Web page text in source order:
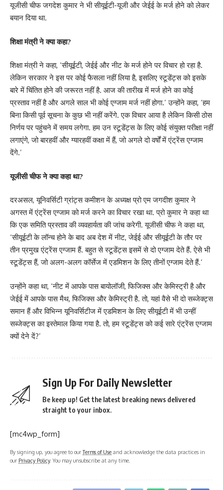
यूजीसी चीफ जगदेश कुमार ने भी सीयूईटी-यूजी और जेईई के मर्ज होने को लेकर
बयान दिया था.
शिक्षा मंत्री ने क्या कहा?
शिक्षा मंत्री ने कहा, ‘सीयूईटी, जेईई और नीट के मर्ज होने पर विचार हो रहा है.
लेकिन सरकार ने इस पर कोई फैसला नहीं लिया है, इसलिए स्टूडेंट्स को इसके
बारे में चिंतित होने की जरूरत नहीं है. आज की तारीख में मर्ज होने का कोई
प्रस्ताव नहीं है और अगले साल भी कोई एग्जाम मर्ज नहीं होगा.’ उन्होंने कहा, ‘हम
बिना किसी पूर्व सूचना के कुछ भी नहीं करेंगे. एक विचार आया है लेकिन किसी ठोस
निर्णय पर पहुंचने में समय लगेगा. हम उन स्टूडेंट्स के लिए कोई संयुक्त परीक्षा नहीं
लगाएंगे, जो बारहवीं और ग्यारहवीं कक्षा में हैं, जो अगले दो वर्षों में एंट्रेंस एग्जाम
देंगे.’
यूजीसी चीफ ने क्या कहा था?
दरअसल, यूनिवर्सिटी ग्रांट्स कमीशन के अध्यक्ष प्रो एम जगदीश कुमार ने
अगस्त में एंट्रेंस एग्जाम को मर्ज करने का विचार रखा था. प्रो कुमार ने कहा था
कि एक समिति प्रस्ताव की व्यवहार्यता की जांच करेगी. यूजीसी चीफ ने कहा था,
‘सीयूईटी के लॉन्च होने के बाद अब देश में नीट, जेईई और सीयूईटी के तौर पर
तीन प्रमुख एंट्रेंस एग्जाम हैं. बहुत से स्टूडेंट्स इसमें से दो एग्जाम देते हैं. ऐसे भी
स्टूडेंट्स हैं, जो अलग-अलग कॉर्सेज में एडमिशन के लिए तीनों एग्जाम देते हैं.’
उन्होंने कहा था, ‘नीट में आपके पास बायोलॉजी, फिजिक्स और केमिस्ट्री है और
जेईई में आपके पास मैथ, फिजिक्स और केमिस्ट्री है. तो, यहां वैसे भी दो सब्जेक्ट्स
समान हैं और विभिन्न यूनिवर्सिटीज में एडमिशन के लिए सीयूईटी में भी उन्हीं
सब्जेक्ट्स का इस्तेमाल किया गया है. तो, हम स्टूडेंट्स को कई सारे एंट्रेंस एग्जाम
क्यों देने दें?’
Sign Up For Daily Newsletter
Be keep up! Get the latest breaking news delivered
straight to your inbox.
[mc4wp_form]
By signing up, you agree to ourTerms of Use and acknowledge the data practices in
our Privacy Policy. You may unsubscribe at any time.